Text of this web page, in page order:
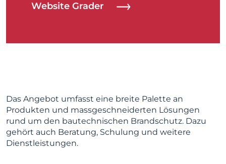
Website Grader
Das Angebot umfasst eine breite Palette an
Produkten und massgeschneiderten Lösungen
rund um den bautechnischen Brandschutz. Dazu
gehört auch Beratung, Schulung und weitere
Dienstleistungen.